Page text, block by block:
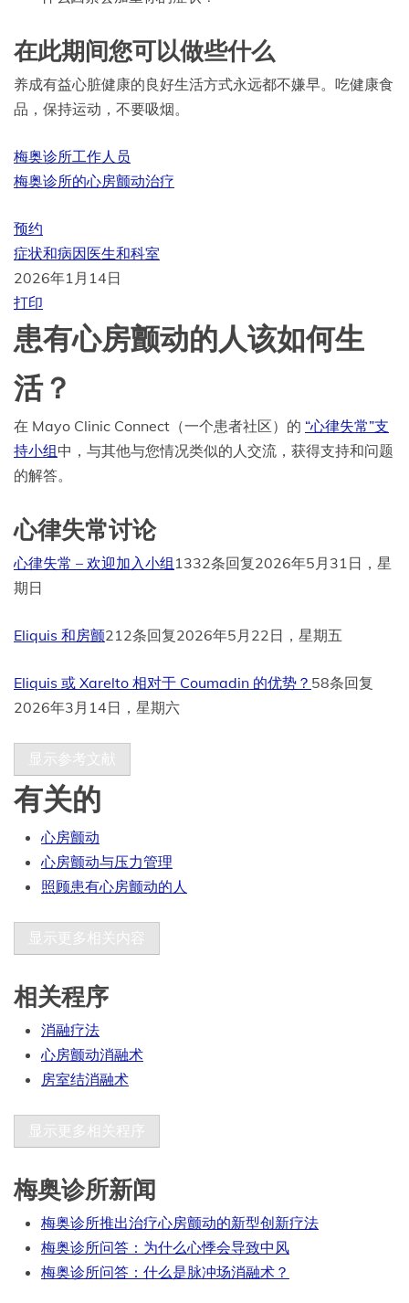
在此期间您可以做些什么
养成有益心脏健康的良好生活方式永远都不嫌早。吃健康食
品，保持运动，不要吸烟。
梅奥诊所工作人员
梅奥诊所的心房颤动治疗
预约
症状和病因医生和科室
2026年1月14日
打印
患有心房颤动的人该如何生
活？
在 Mayo Clinic Connect（一个患者社区）的 “心律失常”支
持小组中，与其他与您情况类似的人交流，获得支持和问题
的解答。
心律失常讨论
心律失常 – 欢迎加入小组 1332条回复2026年5月31日，星
期日
Eliquis 和房颤212条回复2026年5月22日，星期五
Eliquis 或 Xarelto 相对于 Coumadin 的优势？ 58条回复
2026年3月14日，星期六
显示参考文献
有关的
心房颤动
心房颤动与压力管理
照顾患有心房颤动的人
显示更多相关内容
相关程序
消融疗法
心房颤动消融术
房室结消融术
显示更多相关程序
梅奥诊所新闻
梅奥诊所推出治疗心房颤动的新型创新疗法
梅奥诊所问答：为什么心悸会导致中风
梅奥诊所问答：什么是脉冲场消融术？